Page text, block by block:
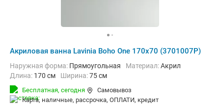
Акриловая ванна Lavinia Boho One 170x70 (3701007P)
Наружная форма: Прямоугольная Материал:Акрил
Длина: 170 см Ширина:75 см
Бесплатная, сегодня
Самовывоз
карта, наличные, рассрочка, ОПЛАТИ, кредит